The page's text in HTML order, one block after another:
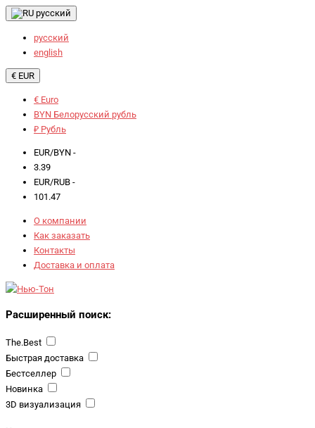
русский
русский
english
€ EUR
€ Euro
BYN Белорусский рубль
₽ Рубль
EUR/BYN -
3.39
EUR/RUB -
101.47
О компании
Как заказать
Контакты
Доставка и оплата
Расширенный поиск:
The.Best
Быстрая доставка
Бестселлер
Новинка
3D визуализация